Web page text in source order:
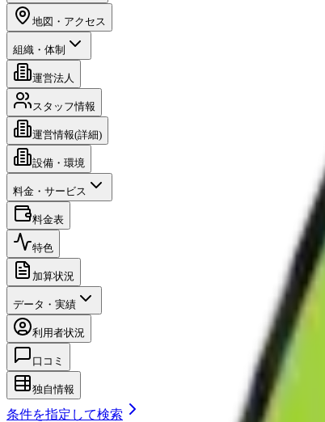
地図・アクセス
組織・体制
運営法人
スタッフ情報
運営情報(詳細)
設備・環境
料金・サービス
料金表
特色
加算状況
データ・実績
利用者状況
口コミ
独自情報
条件を指定して検索